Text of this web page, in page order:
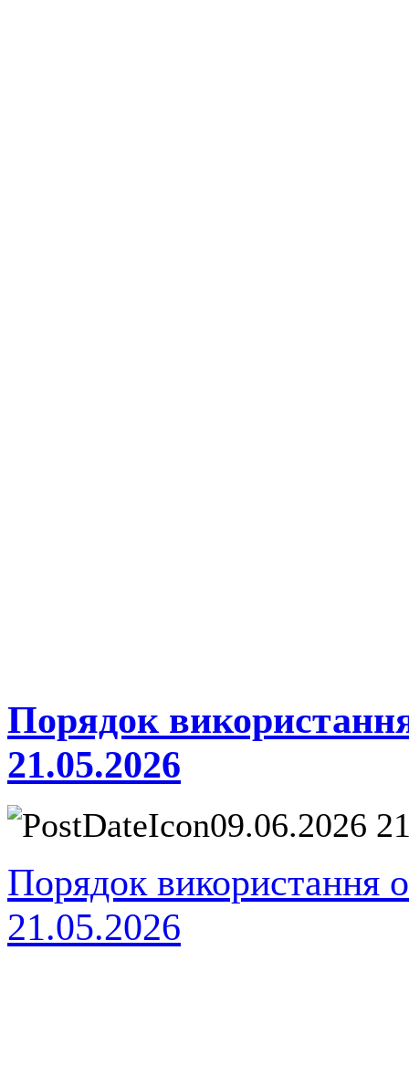
Порядок
21.05.2026
09.06.2026
Порядок використання
21.05.2026